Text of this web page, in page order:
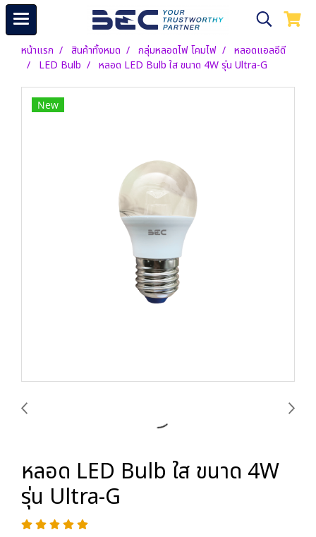
หน้าแรก สินค้าทั้งหมด กลุ่มหลอดไฟ โคมไฟ
หลอดแอลอีดี
LED Bulb
หลอด LED Bulb ใส ขนาด 4W รุ่น Ultra-G
New
หลอด LED Bulb ใส ขนาด 4W
รุ่น Ultra-G